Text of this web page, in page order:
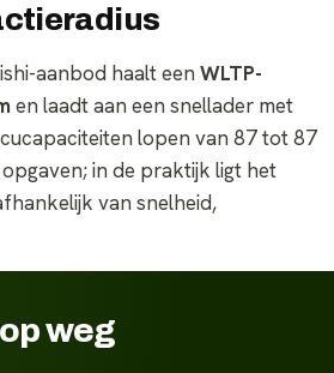
aanbod haalt een WLTP-
en laadt aan een snellader met
lopen van 87 tot 87
in de praktijk ligt het
van snelheid,
weg